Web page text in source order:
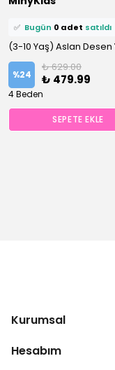
0 kişi
✅ Bugün 0 adet satıldı
%24
₺ 629.00
₺ 479.99
4 Beden
SEPETE EKLE
Kurumsal
Hesabım